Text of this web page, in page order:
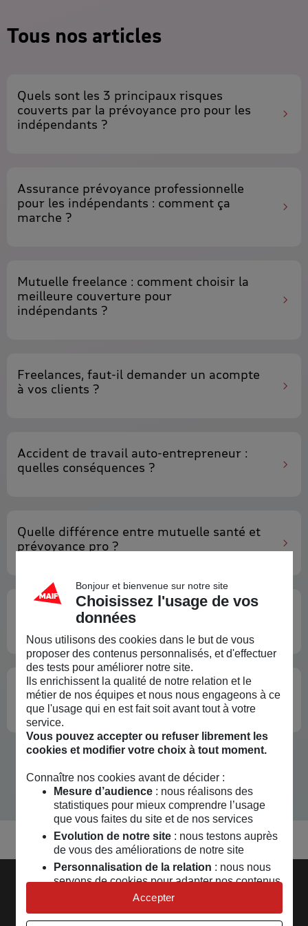
Tous nos articles
Quels sont les 3 principaux risques
couverts par la prévoyance pro pour les
indépendants ?
Assurance prévoyance professionnelle
pour les indépendants : comment ça
marche ?
Mutuelle freelance : comment choisir la
meilleure couverture pour
indépendants ?
Freelances, faut-il demander un acompte
à vos clients ?
Accident de travail auto-entrepreneur :
quelles conséquences ?
Quelle différence entre mutuelle santé et
prévoyance pro ?
Quel est leprixd'uneprévoyance
indépendant?
L'assurance prévoyance professionnelle
pour les freelances: ce qu'il faut savoir
Pages les plus consultées
Bonjour et bienvenue sur notre site
Choisissez l'usage de vos
données
Nous utilisons des cookies dans le but de vous
proposer des contenus personnalisés, et d'effectuer
des tests pour améliorer notre site.
Ils enrichissent la qualité de notre relation et le
métier de nos équipes et nous nous engageons à ce
que l'usage qui en est fait soit avant tout à votre
service.
Vous pouvez accepter ou refuser librement les
cookies et modifier votre choix à tout moment.
Connaître nos cookies avant de décider :
Mesure d’audience: nous réalisons des
statistiques pour mieux comprendre l’usage
que vous faites du site et de nos services
Evolution de notre site: nous testons auprès
de vous des améliorations de notre site
Personnalisation de la relation : nous nous
servons de cookies pour adapter nos contenus
et personnaliser nos offres
Univers publicitaire: nous utilisons avec nos
Accepter